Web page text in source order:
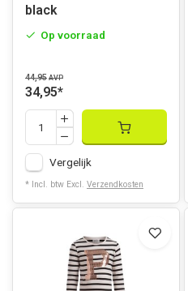
black
Op voorraad
44,95 AVP
34,95*
Vergelijk
* Incl. btw Excl. Verzendkosten